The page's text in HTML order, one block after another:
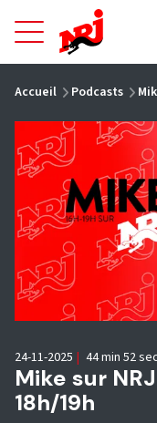
NRJ -
Accueil Podcasts
Mike sur
18h/19h
24-11-2025 | 44 min 52 sec